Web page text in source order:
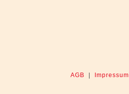
AGB Impressum